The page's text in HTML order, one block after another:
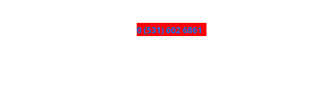
0 (531) 602 6861